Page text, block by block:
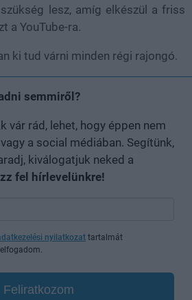
lesz, amíg elkészül a friss
a YouTube-ra.
ki tud várni minden régi rajongó.
semmiről?
vár rád, lehet, hogy éppen nem
a social médiában. Segítünk,
kiválogatjuk neked a
fel hírlevelünkre!
nyilatkozat tartalmát
Feliratkozom